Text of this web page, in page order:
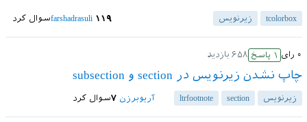
tcolorbox زیرنویس سوال کردfarshadrasuli ۱۱۹
۰ رای ۱ پاسخ ۶۵۸ بازدید
چاپ نشدن زیرنویس در section و subsection
زیرنویس section
ltrfootnote سوال کرد آریوبرزن ۷